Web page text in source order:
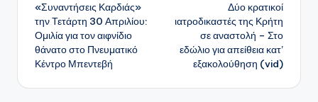
δημοσιεύσεων
«Συναντήσεις Καρδιάς»
την Τετάρτη 30 Απριλίου:
Ομιλία για τον αιφνίδιο
θάνατο στο Πνευματικό
Κέντρο Μπεντεβή
Δύο κρατικοί
ιατροδικαστές της Κρήτη
σε αναστολή – Στο
εδώλιο για απείθεια κατ’
εξακολούθηση (vid)